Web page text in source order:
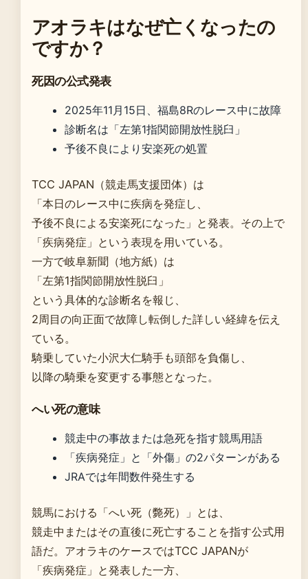
アオラキはなぜ亡くなったの
ですか？
死因の公式発表
2025年11月15日、福島8Rのレース中に故障
診断名は「左第1指関節開放性脱臼」
予後不良により安楽死の処置
TCC JAPAN（競走馬支援団体）は
「本日のレース中に疾病を発症し、
予後不良による安楽死になった」と発表。その上で
「疾病発症」という表現を用いている。
一方で岐阜新聞（地方紙）は
「左第1指関節開放性脱臼」
という具体的な診断名を報じ、
2周目の向正面で故障し転倒した詳しい経緯を伝え
ている。
騎乗していた小沢大仁騎手も頭部を負傷し、
以降の騎乗を変更する事態となった。
へい死の意味
競走中の事故または急死を指す競馬用語
「疾病発症」と「外傷」の2パターンがある
JRAでは年間数件発生する
競馬における「へい死（斃死）」とは、
競走中またはその直後に死亡することを指す公式用
語だ。アオラキのケースではTCC JAPANが
「疾病発症」と発表した一方、